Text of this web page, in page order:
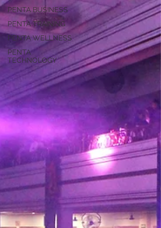
PENTA BUSINESS
PENTA TRAINING
PENTA WELLNESS
PENTA
TECHNOLOGY